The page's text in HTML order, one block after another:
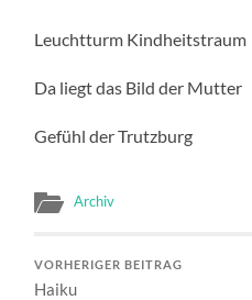
Leuchtturm Kindheitstraum
Da liegt das Bild der Mutter
Gefühl der Trutzburg
Archiv
VORHERIGER BEITRAG
Haiku